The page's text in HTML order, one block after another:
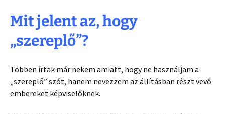
Mit jelent az, hogy
„szereplő”?
Többen írtak már nekem amiatt, hogy ne használjam a
„szereplő” szót, hanem nevezzem az állításban részt vevő
embereket képviselőknek.